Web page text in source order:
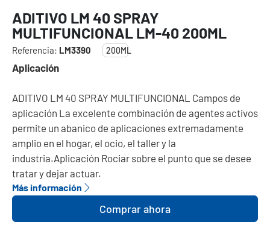
ADITIVO LM 40 SPRAY
MULTIFUNCIONAL LM-40 200ML
Referencia: LM3390 200ML
Aplicación
ADITIVO LM 40 SPRAY MULTIFUNCIONAL Campos de
aplicación La excelente combinación de agentes activos
permite un abanico de aplicaciones extremadamente
amplio en el hogar, el ocio, el taller y la
industria.Aplicación Rociar sobre el punto que se desee
tratar y dejar actuar.
Más información
Comprar ahora